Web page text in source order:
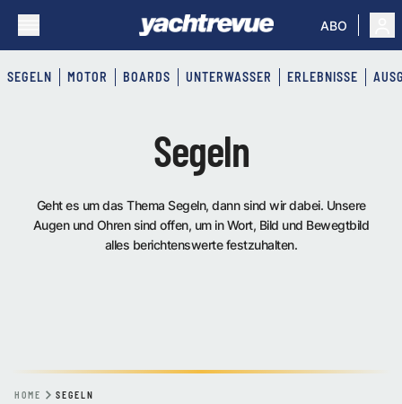
ABO
SEGELN MOTOR BOARDS UNTERWASSER ERLEBNISSE
Segeln
Geht es um das Thema Segeln, dann sind wir dabei. Unsere
Augen und Ohren sind offen, um in Wort, Bild und Bewegtbild
alles berichtenswerte festzuhalten.
HOME SEGELN